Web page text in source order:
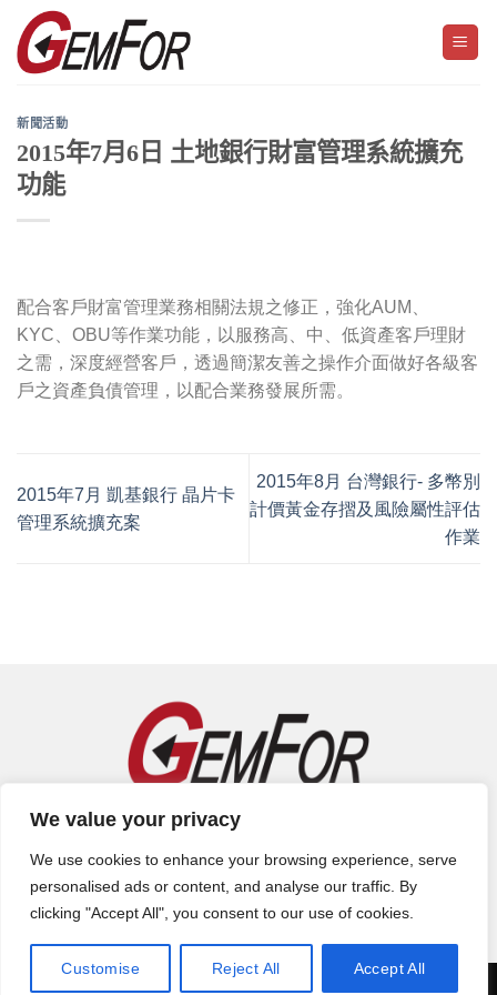
We value your privacy
We use cookies to enhance your browsing experience, serve
personalised ads or content, and analyse our traffic. By
clicking "Accept All", you consent to our use of cookies.
Customise Reject All Accept All
content
新聞活動
2015年7月6日 土地銀行財富管理系統擴充
功能
配合客戶財富管理業務相關法規之修正，強化AUM、
KYC、OBU等作業功能，以服務高、中、低資產客戶理財
之需，深度經營客戶，透過簡潔友善之操作介面做好各級客
戶之資產負債管理，以配合業務發展所需。
2015年7月 凱基銀行 晶片卡
管理系統擴充案
2015年8月 台灣銀行- 多幣別
計價黃金存摺及風險屬性評估
作業
錦華資訊科技股份有限公司 | 電話：(02)7706-6155 | 地址：115 台
錦華資訊版權所有Web Development by Gemfor Tech Co., Ltd
Copyright 2026 ©錦華資訊